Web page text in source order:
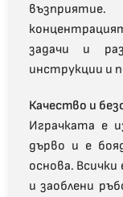
задачи и
инструкции и
Качество и
Играчката е
дърво и е
основа.
и заоблени